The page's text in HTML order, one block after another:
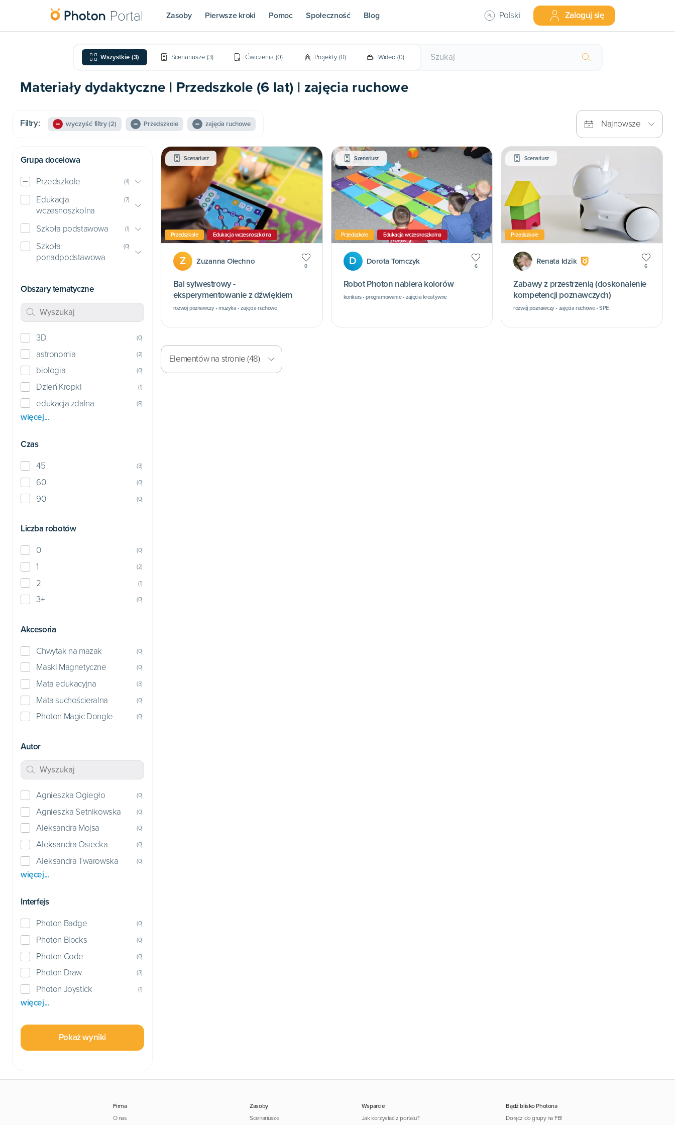
Zasoby Pierwsze kroki Pomoc Społeczność Blog Polski Zaloguj się
Wszystkie (3) Scenariusze (3) Ćwiczenia (0) Projekty (0) Wideo (0)
Materiały dydaktyczne | Przedszkole (6 lat) | zajęcia ruchowe
Filtry: wyczyść filtry(2) Przedszkole zajęcia ruchowe Najnowsze
Grupa docelowa
Przedszkole (4)
Edukacja
wczesnoszkolna
(7)
Szkoła podstawowa (1)
Szkoła
ponadpodstawowa
(0)
Obszary tematyczne
3D (0)
astronomia (2)
biologia (0)
Dzień Kropki (1)
edukacja zdalna (8)
więcej...
Czas
45 (3)
60 (0)
90 (0)
Liczba robotów
0 (0)
1 (2)
2 (1)
3+ (0)
Akcesoria
Chwytak na mazak (0)
Maski Magnetyczne (0)
Mata edukacyjna (3)
Mata suchościeralna (0)
Photon Magic Dongle (0)
Autor
Agnieszka Ogiegło (0)
Agnieszka Setnikowska (0)
Aleksandra Mojsa (0)
Aleksandra Osiecka (0)
Aleksandra Twarowska (0)
więcej...
Interfejs
Photon Badge (0)
Photon Blocks (0)
Photon Code (0)
Photon Draw (3)
Photon Joystick (1)
więcej...
Pokaż wyniki
Scenariusz
Przedszkole Edukacja wczesnoszkolna
Z Zuzanna Olechno
0
Bal sylwestrowy -
eksperymentowanie z dźwiękiem
rozwój poznawczy • muzyka • zajęcia ruchowe
Scenariusz
Przedszkole Edukacja wczesnoszkolna
D Dorota Tomczyk
6
Robot Photon nabiera kolorów
konkurs • programowanie • zajęcia kreatywne
Scenariusz
Przedszkole
Renata Idzik
6
Zabawy z przestrzenią (doskonalenie
kompetencji poznawczych)
rozwój poznawczy • zajęcia ruchowe • SPE
Elementów na stronie (48)
Firma
O nas
Zasoby
Scenariusze
Wsparcie
Jak korzystać z portalu?
Bądź blisko Photona
Dołącz do grupy na FB!